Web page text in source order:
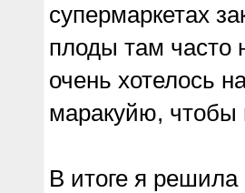
супермаркетах
плоды там часто
очень хотелось
маракуйю, чтобы
В итоге я решила